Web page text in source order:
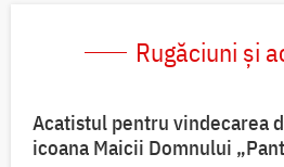
Rugăciuni și
Acatistul pentru vindecarea
icoana Maicii Domnului